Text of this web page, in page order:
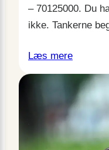
– 70125000. Du
ikke. Tankerne
Læs mere